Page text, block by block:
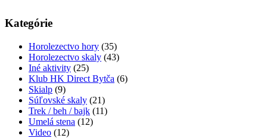
Kategórie
Horolezectvo hory (35)
Horolezectvo skaly (43)
Iné aktivity (25)
Klub HK Direct Bytča (6)
Skialp (9)
Súľovské skaly (21)
Trek / beh / bajk (11)
Umelá stena (12)
Video (12)